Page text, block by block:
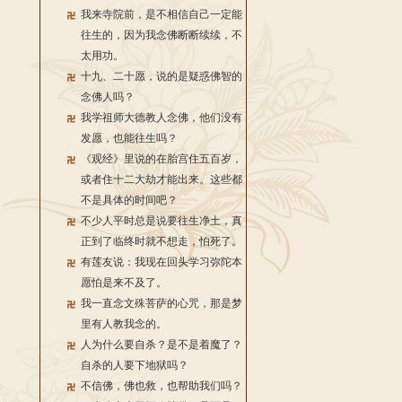
我来寺院前，是不相信自己一定能
往生的，因为我念佛断断续续，不
太用功。
十九、二十愿，说的是疑惑佛智的
念佛人吗？
我学祖师大德教人念佛，他们没有
发愿，也能往生吗？
《观经》里说的在胎宫住五百岁，
或者住十二大劫才能出来。这些都
不是具体的时间吧？
不少人平时总是说要往生净土，真
正到了临终时就不想走，怕死了。
有莲友说：我现在回头学习弥陀本
愿怕是来不及了。
我一直念文殊菩萨的心咒，那是梦
里有人教我念的。
人为什么要自杀？是不是着魔了？
自杀的人要下地狱吗？
不信佛，佛也救，也帮助我们吗？